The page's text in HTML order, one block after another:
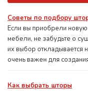
Советы по подбору
Если вы приобрели
мебели, не забудьте о
их выбор откладывается
очень важен для
Как выбрать шторы